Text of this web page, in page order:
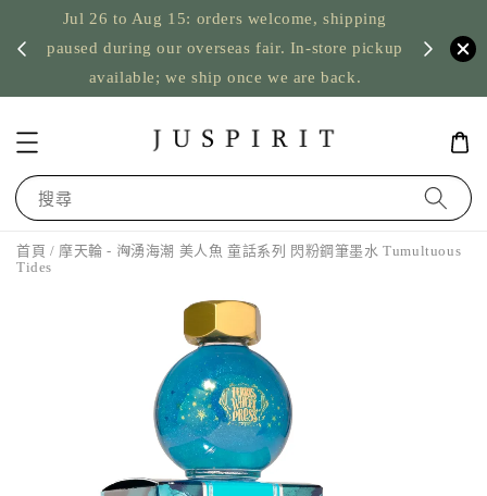
Jul 26 to Aug 15: orders welcome, shipping
paused during our overseas fair. In-store pickup
available; we ship once we are back.
US
搜尋
首頁 / 摩天輪 - 洶湧海潮 美人魚 童話系列 閃粉鋼筆墨水 Tumultuous
Tides